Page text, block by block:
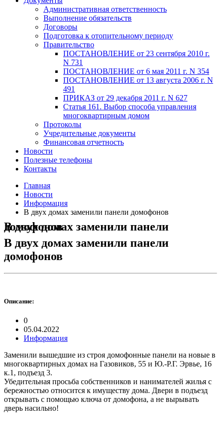
Административная ответственность
Выполнение обязательств
Договоры
Подготовка к отопительному периоду
Правительство
ПОСТАНОВЛЕНИЕ от 23 сентября 2010 г.
N 731
ПОСТАНОВЛЕНИЕ от 6 мая 2011 г. N 354
ПОСТАНОВЛЕНИЕ от 13 августа 2006 г. N
491
ПРИКАЗ от 29 декабря 2011 г. N 627
Статья 161. Выбор способа управления
многоквартирным домом
Протоколы
Учредительные документы
Финансовая отчетность
Новости
Полезные телефоны
Контакты
Главная
Новости
Информация
В двух домах заменили панели домофонов
В двух домах заменили панели домофонов
В двух домах заменили панели
домофонов
Описание:
0
05.04.2022
Информация
Заменили вышедшие из строя домофонные панели на новые в
многоквартирных домах на Газовиков, 55 и Ю.-Р.Г. Эрвье, 16
к.1, подъезд 3.
Убедительная просьба собственников и нанимателей жилья с
бережностью относится к имуществу дома. Двери в подъезд
открывать с помощью ключа от домофона, а не вырывать
дверь насильно!